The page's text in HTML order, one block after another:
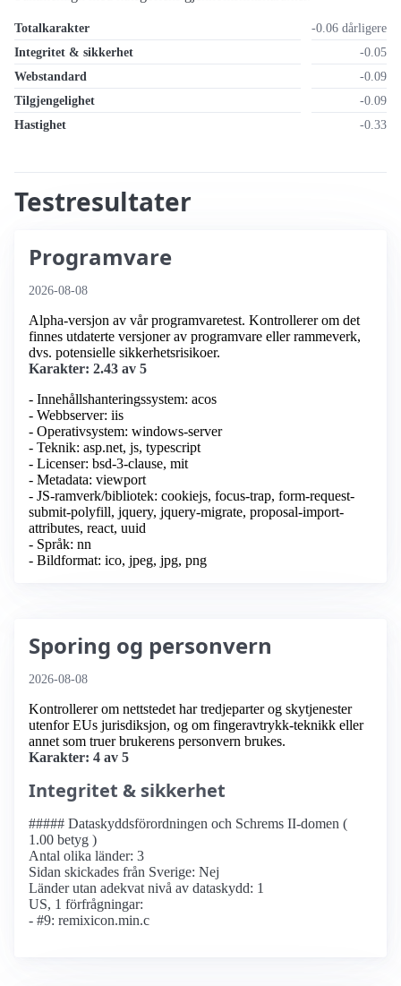
Totalkarakter
-0.06 dårligere
Integritet & sikkerhet
-0.05
Webstandard
-0.09
Tilgjengelighet
-0.09
Hastighet
-0.33
Testresultater
Programvare
2026-08-08
Alpha-versjon av vår programvaretest. Kontrollerer om det
finnes utdaterte versjoner av programvare eller rammeverk,
dvs. potensielle sikkerhetsrisikoer.
Karakter: 2.43 av 5
- Innehållshanteringssystem: acos
- Webbserver: iis
- Operativsystem: windows-server
- Teknik: asp.net, js, typescript
- Licenser: bsd-3-clause, mit
- Metadata: viewport
- JS-ramverk/bibliotek: cookiejs, focus-trap, form-request-
submit-polyfill, jquery, jquery-migrate, proposal-import-
attributes, react, uuid
- Språk: nn
- Bildformat: ico, jpeg, jpg, png
Sporing og personvern
2026-08-08
Kontrollerer om nettstedet har tredjeparter og skytjenester
utenfor EUs jurisdiksjon, og om fingeravtrykk-teknikk eller
annet som truer brukerens personvern brukes.
Karakter: 4 av 5
Integritet & sikkerhet
##### Dataskyddsförordningen och Schrems II-domen (
1.00 betyg )
Antal olika länder: 3
Sidan skickades från Sverige: Nej
Länder utan adekvat nivå av dataskydd: 1
US, 1 förfrågningar:
- #9: remixicon.min.c